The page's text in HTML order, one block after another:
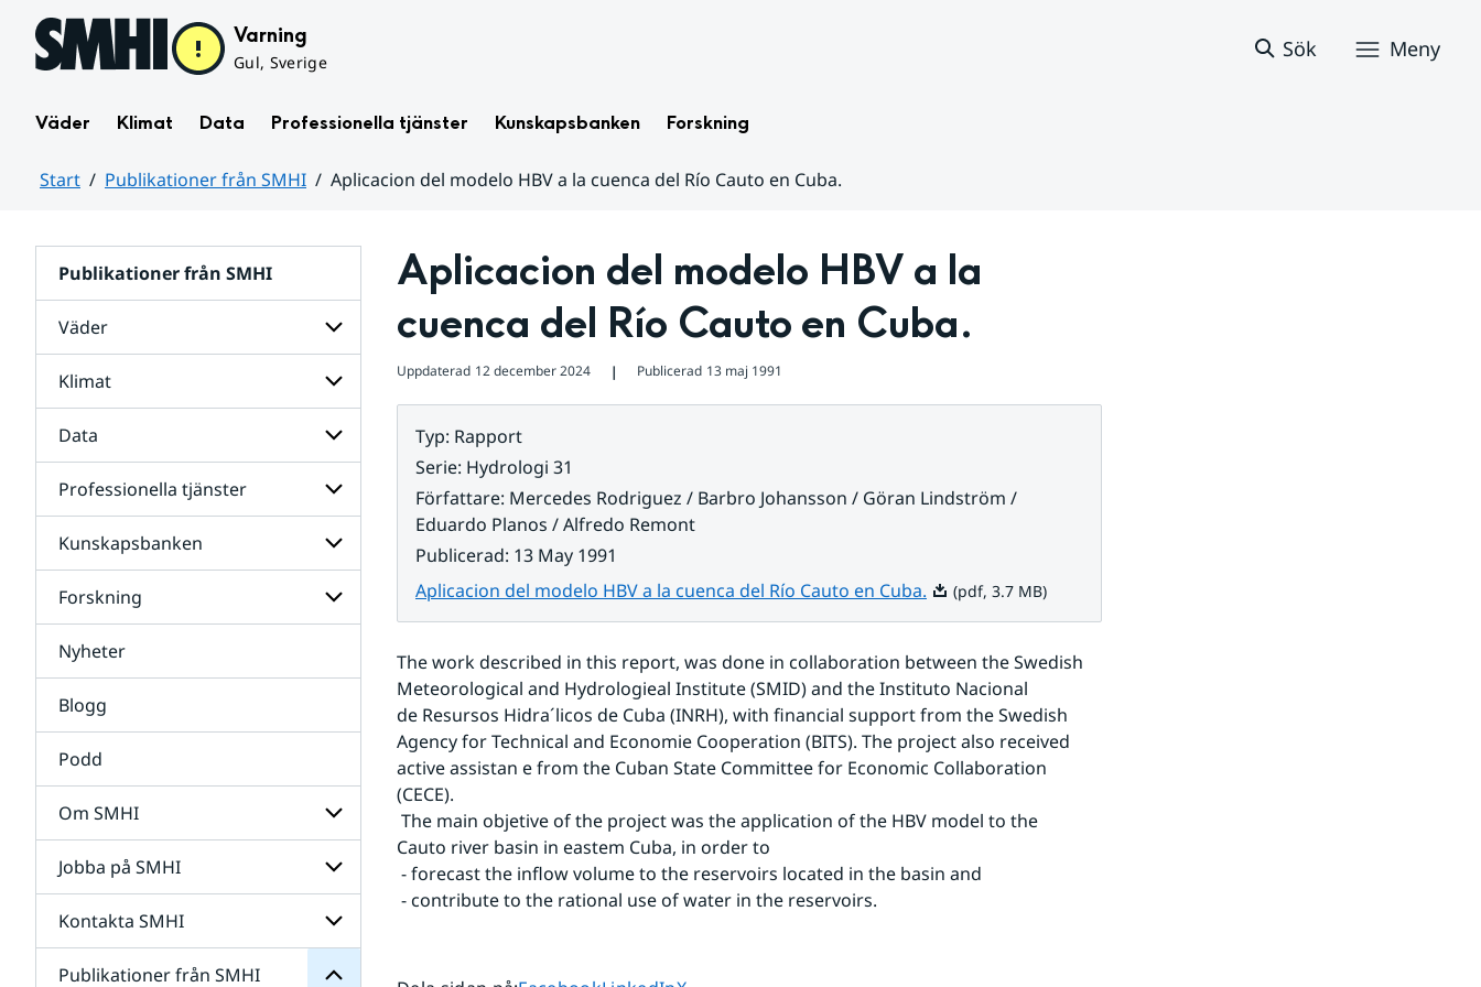
Hoppa till sidans innehåll Varning
Gul, Sverige
Sök Meny
Väder Klimat Data Professionella tjänster Kunskapsbanken Forskning
Start Publikationer från SMHI
Aplicacion del modelo HBV a la cuenca del Río Cauto en Cuba.
Publikationer från SMHI
Väder
Undersidor
för
Väder
Klimat
Undersidor
för
Klimat
Data
Undersidor
för
Data
Professionella tjänster
Undersidor
för
Professionella
tjänster
Kunskapsbanken
Undersidor
för
Forskning
Undersidor
för
Forskning
Nyheter
Blogg
Podd
Om SMHI
Undersidor
för
Om
SMHI
Jobba på SMHI
Undersidor
för
Jobba
Kontakta SMHI
Undersidor
Publikationer från SMHI
Undersidor
för
Publikationer
från
SMHI
Aplicacion del modelo HBV a la
cuenca del Río Cauto en Cuba.
Uppdaterad 12 december 2024 ❘ Publicerad 13 maj 1991
Typ: Rapport
Serie: Hydrologi 31
Författare: Mercedes Rodriguez / Barbro Johansson / Göran Lindström /
Eduardo Planos / Alfredo Remont
Publicerad: 13 May 1991
Aplicacion del modelo HBV a la cuenca del Río Cauto en Cuba.Pdf, 3.7 MB.
(pdf, 3.7 MB)
The work described in this report, was done in collaboration between the Swedish
Meteorological and Hydrologieal Institute (SMID) and the Instituto Nacional
de Resursos Hidra´licos de Cuba (INRH), with financial support from the Swedish
Agency for Technical and Economie Cooperation (BITS). The project also received
active assistan e from the Cuban State Committee for Economic Collaboration
(CECE).
Cauto river basin in eastem Cuba, in order to
- forecast the inflow volume to the reservoirs located in the basin and
- contribute to the rational use of water in the reservoirs.